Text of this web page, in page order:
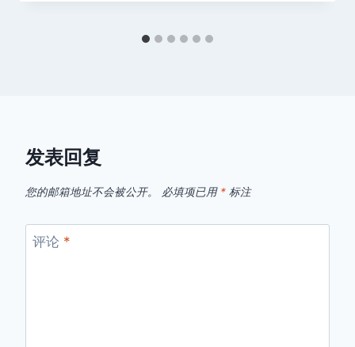
发表回复
您的邮箱地址不会被公开。 必填项已用 * 标注
评论 *